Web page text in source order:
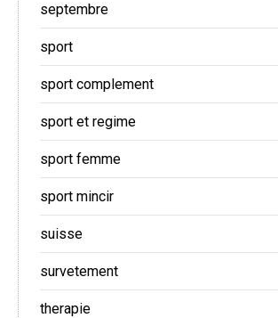
septembre
sport
sport complement
sport et regime
sport femme
sport mincir
suisse
survetement
therapie